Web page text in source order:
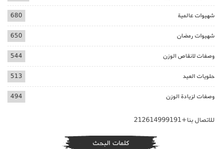
شهيوات عالمية 680
شهيوات رمضان 650
وصفات لانقاص الوزن 544
حلويات العيد 513
وصفات لزيادة الوزن 494
للاتصال بنا+212614999191
كلمات البحث